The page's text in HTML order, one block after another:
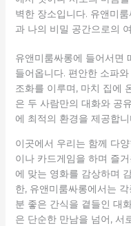
벽한 장소입니다. 유앤미
과 나의 비밀 공간으로의
유앤미룸싸롱에 들어서면
들어옵니다. 편안한 소파
조화를 이루며, 마치 집에
은 두 사람만의 대화와 공
에 최적의 환경을 제공합니
이곳에서 우리는 함께 다
이나 카드게임을 하며 즐
에 맞는 영화를 감상하며
한, 유앤미룸싸롱에서는
분 좋은 간식을 곁들인 대
은 단순한 만남을 넘어, 서